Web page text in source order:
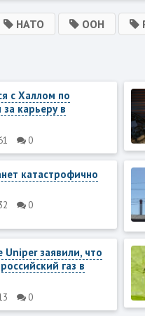
НАТО ООН
с Халлом по
карьеру в
0
катастрофично
0
Uniper заявили, что
газ в
0